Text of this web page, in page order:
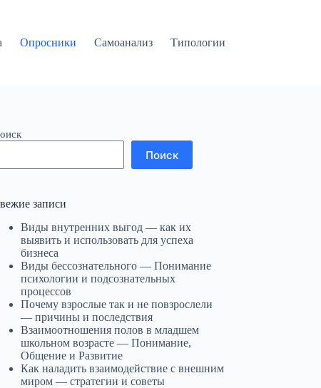
Опросники Самоанализ Типологии
Поиск
записи
Виды внутренних выгод — как их
выявить и использовать для успеха
бизнеса
Виды бессознательного — Понимание
психологии и подсознательных
процессов
Почему взрослые так и не повзрослели
— причины и последствия
Взаимоотношения полов в младшем
школьном возрасте — Понимание,
Общение и Развитие
Как наладить взаимодействие с внешним
миром — стратегии и советы